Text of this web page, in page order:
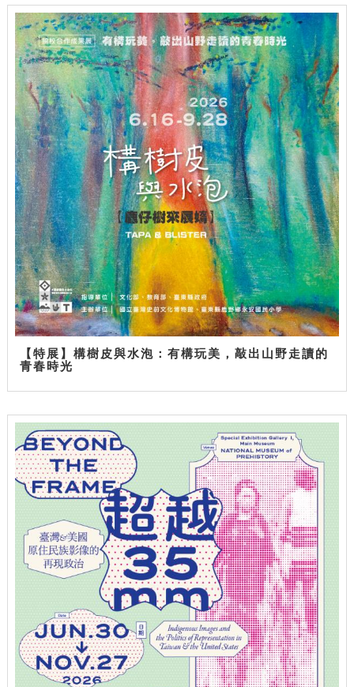
【特展】構樹皮與水泡：有構玩美，敲出山野走讀的
青春時光